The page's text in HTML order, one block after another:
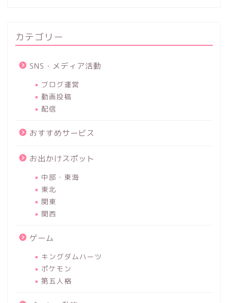
カテゴリー
SNS・メディア活動
ブログ運営
動画投稿
配信
おすすめサービス
お出かけスポット
中部・東海
東北
関東
関西
ゲーム
キングダムハーツ
ポケモン
第五人格